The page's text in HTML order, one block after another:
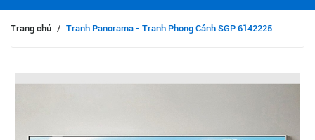
Trang chủ / Tranh Panorama - Tranh Phong Cảnh SGP 6142225